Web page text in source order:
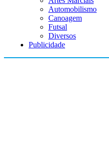
Automobilismo
Canoagem
Futsal
Diversos
Publicidade